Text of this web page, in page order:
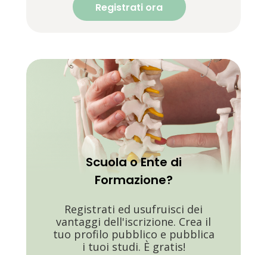
Registrati ora
Scuola o Ente di
Formazione?
Registrati ed usufruisci dei
vantaggi dell'iscrizione. Crea il
tuo profilo pubblico e pubblica
i tuoi studi. È gratis!